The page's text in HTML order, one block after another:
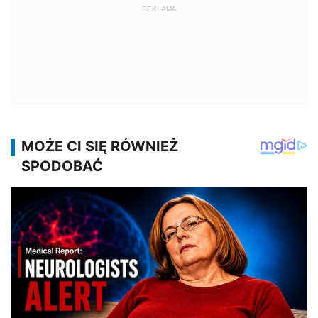
REKLAMA